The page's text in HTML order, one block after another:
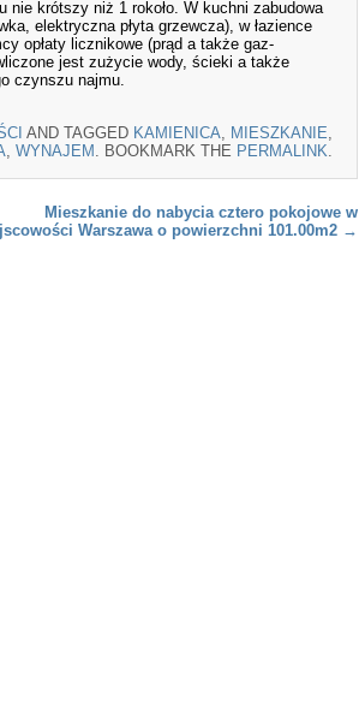
nie krótszy niż 1 rokoło. W kuchni zabudowa
elektryczna płyta grzewcza), w łazience
opłaty licznikowe (prąd a także gaz-
jest zużycie wody, ścieki a także
czynszu najmu.
AND TAGGED KAMIENICA MIESZKANIE
WYNAJEM . BOOKMARK THE PERMALINK
Mieszkanie do nabycia cztero pokojowe w
Warszawa o powierzchni 101.00m2 →